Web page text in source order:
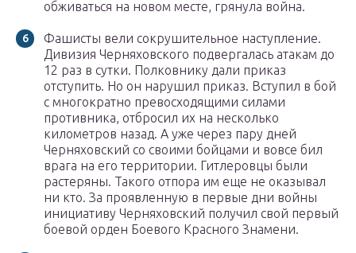
обживаться на новом месте, грянула война.
Фашисты вели сокрушительное наступление.
Дивизия Черняховского подвергалась атакам до
12 раз в сутки. Полковнику дали приказ
отступить. Но он нарушил приказ. Вступил в бой
с многократно превосходящими силами
противника, отбросил их на несколько
километров назад. А уже через пару дней
Черняховский со своими бойцами и вовсе бил
врага на его территории. Гитлеровцы были
растеряны. Такого отпора им еще не оказывал
ни кто. За проявленную в первые дни войны
инициативу Черняховский получил свой первый
боевой орден Боевого Красного Знамени.